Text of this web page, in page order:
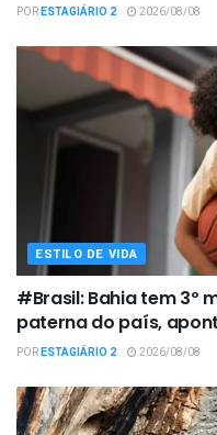
PORESTAGIÁRIO 2 2026/08/08
ESTILO DE VIDA
#Brasil: Bahia tem 3º
paterna do país,
PORESTAGIÁRIO 2 2026/08/08